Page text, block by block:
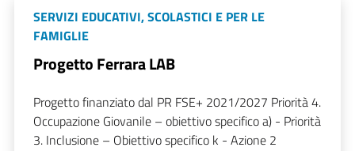
SERVIZI EDUCATIVI, SCOLASTICI E PER LE
FAMIGLIE
Progetto Ferrara LAB
Progetto finanziato dal PR FSE+ 2021/2027 Priorità 4.
Occupazione Giovanile – obiettivo specifico a) - Priorità
3. Inclusione – Obiettivo specifico k - Azione 2